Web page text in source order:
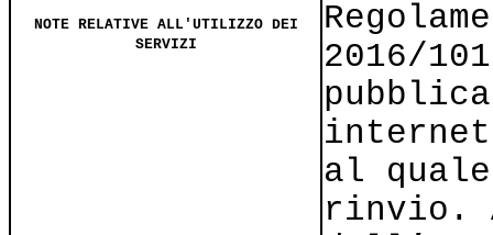
NOTE RELATIVE ALL'UTILIZZO DEI
SERVIZI
2016/
al
rinvio.